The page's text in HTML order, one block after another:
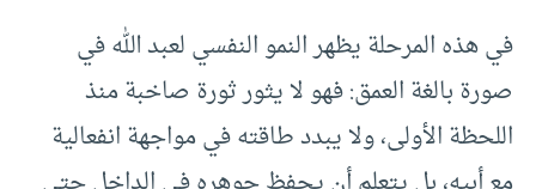
في هذه المرحلة يظهر النمو النفسي لعبد الله في
صورة بالغة العمق: فهو لا يثور ثورة صاخبة منذ
اللحظة الأولى، ولا يبدد طاقته في مواجهة انفعالية